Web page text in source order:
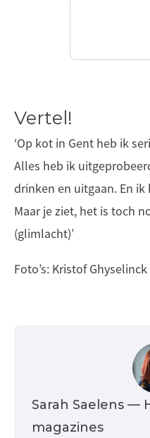
Vertel!
‘Op kot in Gent heb ik
Alles heb ik
drinken en uitgaan. En
Maar je ziet, het is toch
(glimlacht)’
Foto’s: Kristof Ghyselinck
Sarah Saelens —
magazines